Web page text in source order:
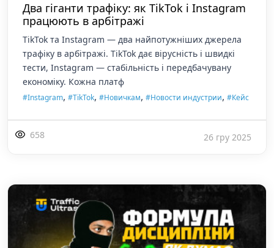
Два гіганти трафіку: як TikTok і Instagram
працюють в арбітражі
TikTok та Instagram — два найпотужніших джерела
трафіку в арбітражі. TikTok дає вірусність і швидкі
тести, Instagram — стабільність і передбачувану
економіку. Кожна платф
#Instagram, #TikTok, #Новичкам, #Новости индустрии, #Кейс
658 26 гру 2025